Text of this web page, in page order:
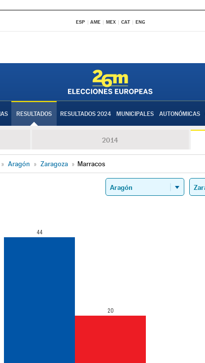
ESP AME MEX CAT ENG
RESULTADOS RESULTADOS 2024 MUNICIPALES AUTONÓMICAS
2014
» Aragón » Zaragoza » Marracos
44
20